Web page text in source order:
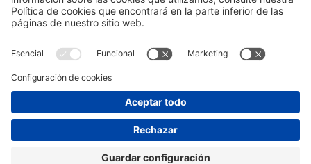
Política de privacidad
Política de cookies
#construmat